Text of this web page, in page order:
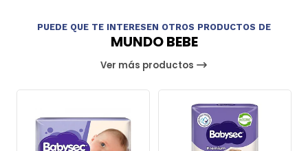
PUEDE QUE TE INTERESEN OTROS PRODUCTOS DE
MUNDO BEBE
Ver más productos